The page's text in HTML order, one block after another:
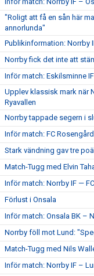
"Roligt att få en sån här
annorlunda"
Publikinformation: Norrby
Norrby fick det inte att
Inför match: Eskilsminne
Upplev klassisk mark när
Ryavallen
Norrby tappade segern i
Inför match: FC
Stark vändning gav tre
Match-Tugg med Elvin
Inför match: Norrby IF —
Förlust i Onsala
Inför match: Onsala BK –
Norrby föll mot Lund:
Match-Tugg med Nils
Inför match: Norrby IF –